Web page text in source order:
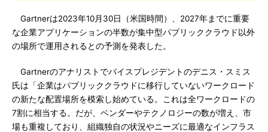
Gartnerは2023年10月30日（米国時間）、2027年までに重要
な企業アプリケーションの半数が集中型パブリッククラウド以外
の場所で運用されるとの予測を発表した。
Gartnerのアナリストでバイスプレジデントのデニス・スミス
氏は「企業はパブリッククラウドに移行していないワークロード
の新たな配置場所を模索し始めている。これは全ワークロードの
7割に相当する。だが、ベンダーやテクノロジーの数が増え、市
場も重複しており、組織独自の状況やニーズに最適なインフラス